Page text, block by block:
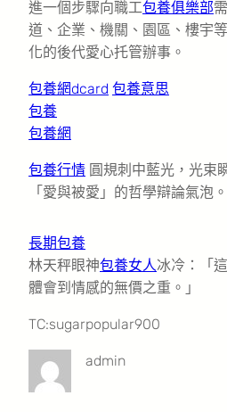
進一個步驟向職工包養俱樂部
道、企業、機關、園區、樓宇
化的後代愛心托管辦事。
包養網dcard 包養意思
包養
包養網
包養行情 圓規刺中藍光，光束
「愛與被愛」的哲學辯論氣泡。
長期包養
林天秤眼神包養女人冰冷：「
體會到情感的無價之重。」
TC:sugarpopular900
admin